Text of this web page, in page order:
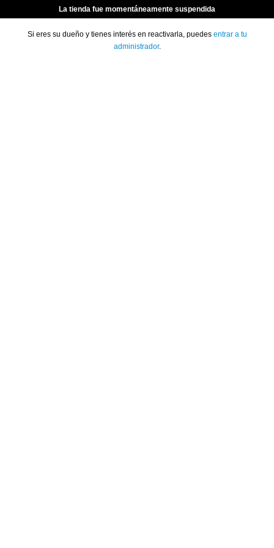
La tienda fue momentáneamente suspendida
Si eres su dueño y tienes interés en reactivarla, puedes entrar a tu
administrador.